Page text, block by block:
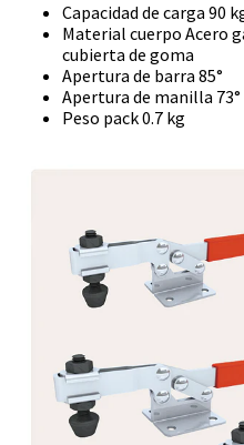
Capacidad de carga 90
Material cuerpo Acero
cubierta de goma
Apertura de barra 85°
Apertura de manilla 73°
Peso pack 0.7 kg